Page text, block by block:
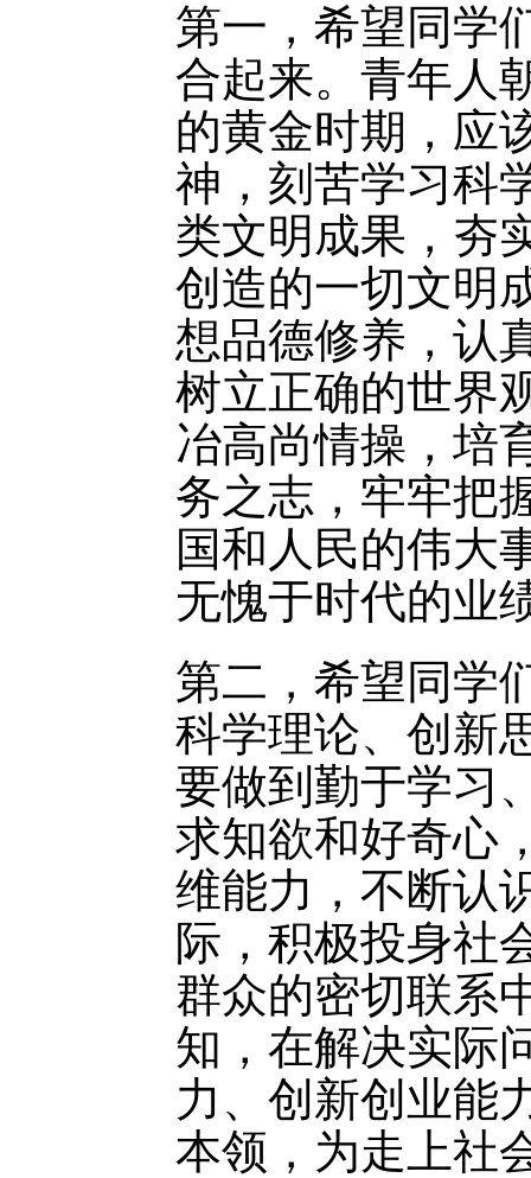
第一，希望同学
合起来。青年人
的黄金时期，应
神，刻苦学习科
类文明成果，夯
创造的一切文明
想品德修养，认
树立正确的世界
冶高尚情操，培
务之志，牢牢把
国和人民的伟大
无愧于时代的业
第二，希望同学
科学理论、创新
要做到勤于学习
求知欲和好奇心
维能力，不断认
际，积极投身社
群众的密切联系
知，在解决实际
力、创新创业能
本领，为走上社